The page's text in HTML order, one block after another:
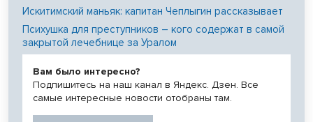
Искитимский маньяк: капитан Чеплыгин рассказывает
Психушка для преступников – кого содержат в самой
закрытой лечебнице за Уралом
Вам было интересно?
Подпишитесь на наш канал в Яндекс. Дзен. Все
самые интересные новости отобраны там.